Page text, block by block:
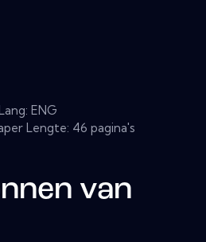
ENG
Lengte: 46 pagina's
van